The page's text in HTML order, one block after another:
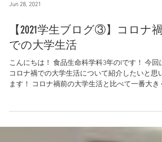
Jun 28, 2021
【2021学生ブログ③】コロナ禍
での大学生活
変わったことはなんといっても オンライン授業